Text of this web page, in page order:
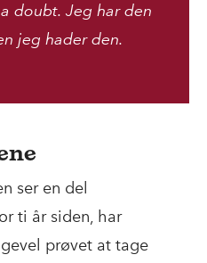
doubt. Jeg har den
jeg hader den.
ser en del
ti år siden, har
prøvet at tage